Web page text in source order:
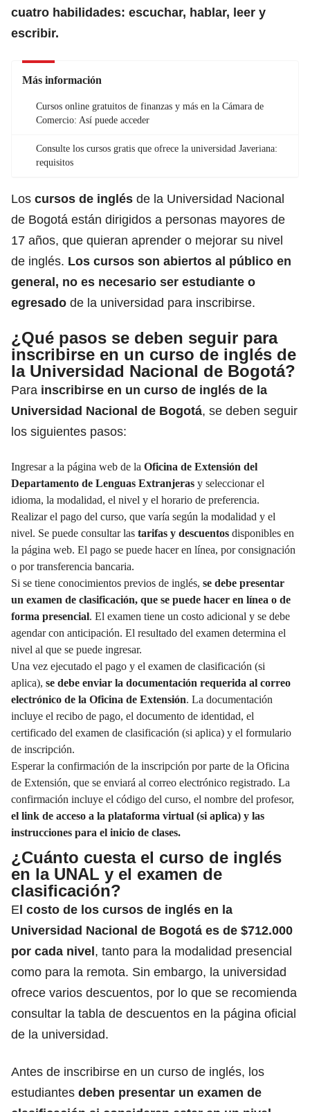
cuatro habilidades: escuchar, hablar, leer y
escribir.
Más información
Cursos online gratuitos de finanzas y más en la Cámara de
Comercio: Así puede acceder
Consulte los cursos gratis que ofrece la universidad Javeriana:
requisitos
Los cursos de inglés de la Universidad Nacional
de Bogotá están dirigidos a personas mayores de
17 años, que quieran aprender o mejorar su nivel
de inglés. Los cursos son abiertos al público en
general, no es necesario ser estudiante o
egresado de la universidad para inscribirse.
¿Qué pasos se deben seguir para
inscribirse en un curso de inglés de
la Universidad Nacional de Bogotá?
Para inscribirse en un curso de inglés de la
Universidad Nacional de Bogotá, se deben seguir
los siguientes pasos:
Ingresar a la página web de la Oficina de Extensión del
Departamento de Lenguas Extranjeras y seleccionar el
idioma, la modalidad, el nivel y el horario de preferencia.
Realizar el pago del curso, que varía según la modalidad y el
nivel. Se puede consultar las tarifas y descuentos disponibles en
la página web. El pago se puede hacer en línea, por consignación
o por transferencia bancaria.
Si se tiene conocimientos previos de inglés, se debe presentar
un examen de clasificación, que se puede hacer en línea o de
forma presencial. El examen tiene un costo adicional y se debe
agendar con anticipación. El resultado del examen determina el
nivel al que se puede ingresar.
Una vez ejecutado el pago y el examen de clasificación (si
aplica), se debe enviar la documentación requerida al correo
electrónico de la Oficina de Extensión. La documentación
incluye el recibo de pago, el documento de identidad, el
certificado del examen de clasificación (si aplica) y el formulario
de inscripción.
Esperar la confirmación de la inscripción por parte de la Oficina
de Extensión, que se enviará al correo electrónico registrado. La
confirmación incluye el código del curso, el nombre del profesor,
el link de acceso a la plataforma virtual (si aplica) y las
instrucciones para el inicio de clases.
¿Cuánto cuesta el curso de inglés
en la UNAL y el examen de
clasificación?
E l costo de los cursos de inglés en la
Universidad Nacional de Bogotá es de $712.000
por cada nivel , tanto para la modalidad presencial
como para la remota. Sin embargo, la universidad
ofrece varios descuentos, por lo que se recomienda
consultar la tabla de descuentos en la página oficial
de la universidad.
Antes de inscribirse en un curso de inglés, los
estudiantes deben presentar un examen de